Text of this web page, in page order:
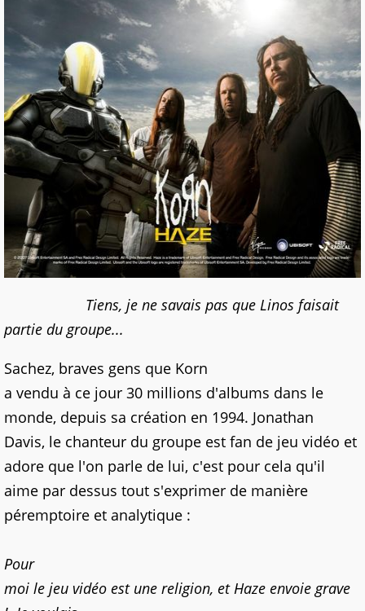
Tiens, je ne savais pas que Linos faisait
partie du groupe...
Sachez, braves gens que Korn
a vendu à ce jour 30 millions d'albums dans le
monde, depuis sa création en 1994. Jonathan
Davis, le chanteur du groupe est fan de jeu vidéo et
adore que l'on parle de lui, c'est pour cela qu'il
aime par dessus tout s'exprimer de manière
péremptoire et analytique :
Pour
moi le jeu vidéo est une religion, et Haze envoie grave